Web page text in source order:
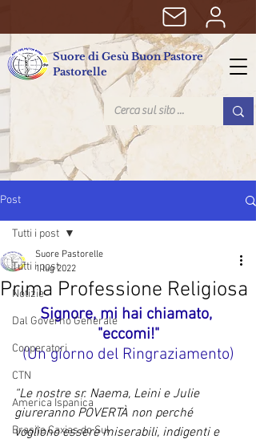
Suore di Gesù Buon Pastore
Pastorelle
Post
Tutti i post
Notizie
Dal Governo Generale
Cooperatori
CTN
America Ispanica
Brasile Caxias do Sul
Tutti i post
Prima Professione Religiosa
Suore Pastorelle
1 lug 2022
Signore, mi hai chiamato,
"eccomi!"
(Un giorno del Ringraziamento)
“Le nostre sr. Naema, Leini e Julie
giureranno POVERTÀ non perché
vogliono essere miserabili, indigenti e